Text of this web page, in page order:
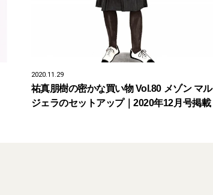
2020.11.29
祐真朋樹の密かな買い物 Vol.80 メゾン マル
ジェラのセットアップ｜2020年12月号掲載